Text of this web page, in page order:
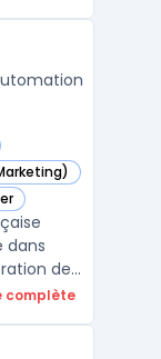
tout
dans
de
complète